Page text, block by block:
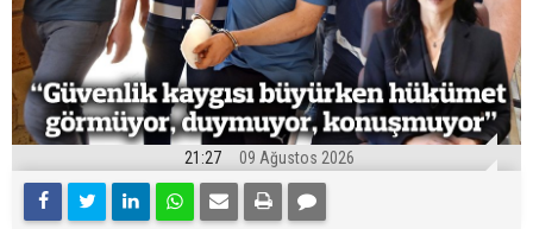
21:27 09 Ağustos 2026